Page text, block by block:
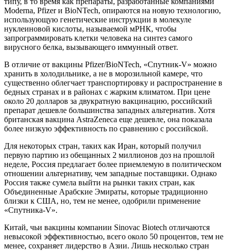
Moderna, Pfizer и BioNTech, опираются на новую технологию,
использующую генетические инструкции в молекуле
нуклеиновой кислоты, называемой мРНК, чтобы
запрограммировать клетки человека на синтез самого
вирусного белка, вызывающего иммунный ответ.
В отличие от вакцины Pfizer/BioNTech, «Спутник-V» можно
хранить в холодильнике, а не в морозильной камере, что
существенно облегчает транспортировку и распространение в
бедных странах и в районах с жарким климатом. При цене
около 20 долларов за двукратную вакцинацию, российский
препарат дешевле большинства западных альтернатив. Хотя
британская вакцина AstraZeneca еще дешевле, она показала
более низкую эффективность по сравнению с российской.
Для некоторых стран, таких как Иран, который получил
первую партию из обещанных 2 миллионов доз на прошлой
неделе, Россия предлагает более приемлемую в политическом
отношении альтернативу, чем западные поставщики. Однако
Россия также сумела выйти на рынки таких стран, как
Объединенные Арабские Эмираты, которые традиционно
близки к США, но, тем не менее, одобрили применение
«Спутника-V».
Китай, чьи вакцины компании Sinovac Biotech отличаются
невысокой эффективностью, всего около 50 процентов, тем не
менее, сохраняет лидерство в Азии. Лишь несколько стран